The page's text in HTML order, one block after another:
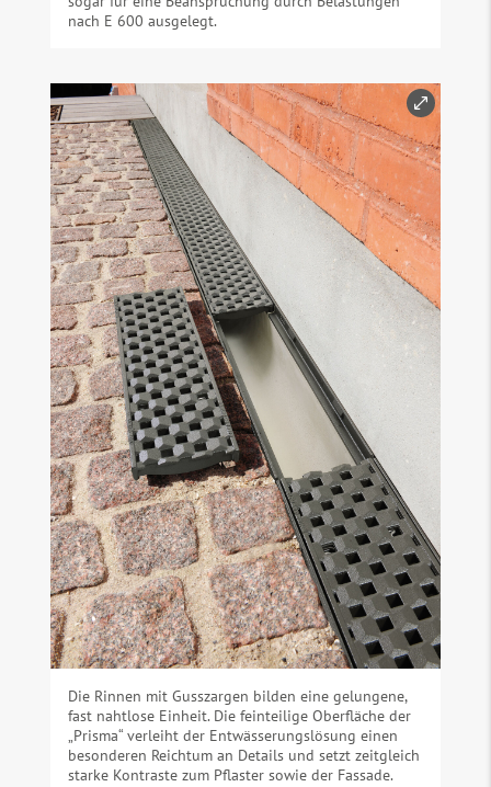
nach E 600 ausgelegt.
Die Rinnen mit Gusszargen bilden eine gelungene,
fast nahtlose Einheit. Die feinteilige Oberfläche der
„Prisma“ verleiht der Entwässerungslösung einen
besonderen Reichtum an Details und setzt zeitgleich
starke Kontraste zum Pflaster sowie der Fassade.